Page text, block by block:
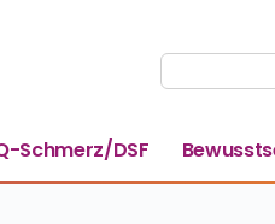
Schmerz/DSF